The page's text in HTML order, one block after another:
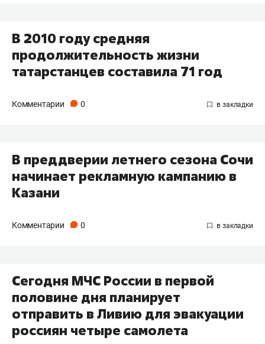
В 2010 году средняя
продолжительность жизни
татарстанцев составила 71 год
Комментарии 0
В преддверии летнего сезона Сочи
начинает рекламную кампанию в
Казани
Комментарии 0
Сегодня МЧС России в первой
половине дня планирует
отправить в Ливию для эвакуации
россиян четыре самолета